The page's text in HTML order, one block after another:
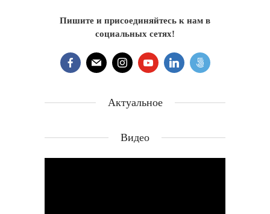
Пишите и присоединяйтесь к нам в
социальных сетях!
Актуальное
Видео